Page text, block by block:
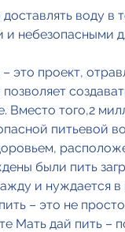
и небезопасными
– это проект,
Вместо того,2
питьевой
были пить
и нуждается
– это не
Мать дай пить –